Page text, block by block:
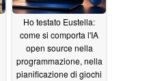
Ho testato Eustella:
come si comporta l'IA
open source nella
programmazione, nella
pianificazione di giochi